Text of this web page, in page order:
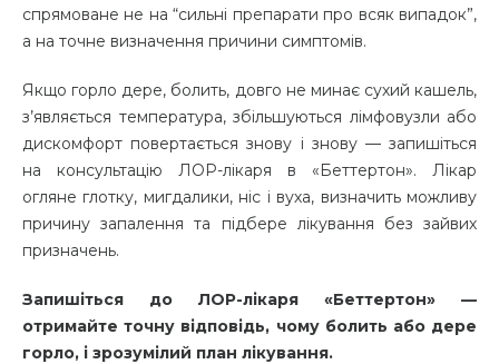
спрямоване не на “сильні препарати про всяк випадок”,
а на точне визначення причини симптомів.
Якщо горло дере, болить, довго не минає сухий кашель,
з’являється температура, збільшуються лімфовузли або
дискомфорт повертається знову і знову — запишіться
на консультацію ЛОР-лікаря в «Беттертон». Лікар
огляне глотку, мигдалики, ніс і вуха, визначить можливу
причину запалення та підбере лікування без зайвих
призначень.
Запишіться до ЛОР-лікаря «Беттертон» —
отримайте точну відповідь, чому болить або дере
горло, і зрозумілий план лікування.